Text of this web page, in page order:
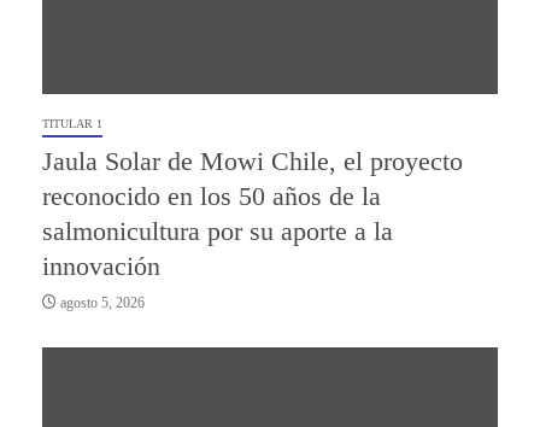
TITULAR 1
Jaula Solar de Mowi Chile, el proyecto
reconocido en los 50 años de la
salmonicultura por su aporte a la
innovación
agosto 5, 2026